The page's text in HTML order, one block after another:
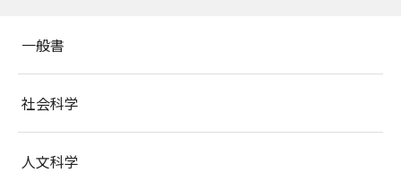
一般書
社会科学
人文科学